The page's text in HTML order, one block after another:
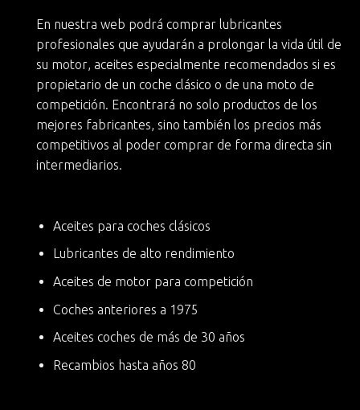
En nuestra web podrá comprar lubricantes
profesionales que ayudarán a prolongar la vida útil de
su motor, aceites especialmente recomendados si es
propietario de un coche clásico o de una moto de
competición. Encontrará no solo productos de los
mejores fabricantes, sino también los precios más
competitivos al poder comprar de forma directa sin
intermediarios.
Aceites para coches clásicos
Lubricantes de alto rendimiento
Aceites de motor para competición
Coches anteriores a 1975
Aceites coches de más de 30 años
Recambios hasta años 80